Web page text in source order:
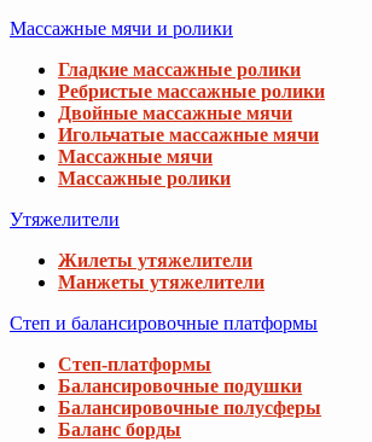
Массажные мячи и ролики
Гладкие массажные ролики
Ребристые массажные ролики
Двойные массажные мячи
Игольчатые массажные мячи
Массажные мячи
Массажные ролики
Утяжелители
Жилеты утяжелители
Манжеты утяжелители
Степ и балансировочные платформы
Степ-платформы
Балансировочные подушки
Балансировочные полусферы
Баланс борды